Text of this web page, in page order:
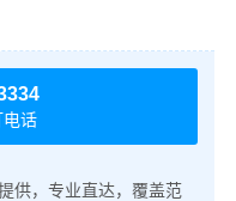
电话
供，专业直达，覆盖范